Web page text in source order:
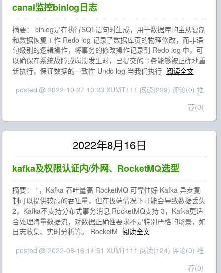
canal监控binlog日志
摘要： binlog是在执行SQL语句时生成，用于数据库的主从复制
和数据恢复工作 Redo log 记录了数据库页的物理修改，而非语
句级别的逻辑操作，将事务的修改操作记录到 Redo log 中，可
以确保在系统故障或崩溃发生时，已提交的事务能够被正确地重
新执行，保证数据的一致性 Undo log 当我们执行 阅读全文
posted @ 2022-10-27 10:23 XUMT111 阅读(229) 评论(0) 推
荐(0)
2022年8月16日
kafka及权限认证内/外网、RocketMQ选型
摘要： 1，Kafka 吞吐量高 RocketMQ 可靠性好 Kafka 异步复
制可以提供较高的吞吐量，但在极端情况下可能会导致数据丢失
2，Kafka不支持分布式事务消息 RocketMQ支持 3，Kafka更适
合处理海量数据流，对数据正确性要求不是特别严格的场景，如
日志收集、实时分析等。 RocketM 阅读全文
posted @ 2022-08-16 14:51 XUMT111 阅读(124) 评论(0) 推
荐(0)